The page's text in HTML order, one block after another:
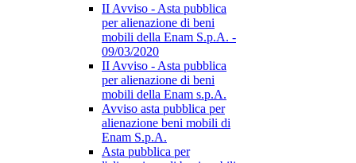
II Avviso - Asta pubblica
per alienazione di beni
mobili della Enam S.p.A. -
09/03/2020
II Avviso - Asta pubblica
per alienazione di beni
mobili della Enam s.p.A.
Avviso asta pubblica per
alienazione beni mobili di
Enam S.p.A.
Asta pubblica per